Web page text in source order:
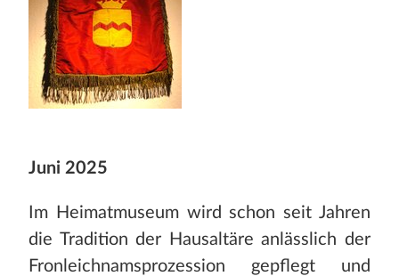
Juni 2025
Im Heimatmuseum wird schon seit Jahren
die Tradition der Hausaltäre anlässlich der
Fronleichnamsprozession gepflegt und